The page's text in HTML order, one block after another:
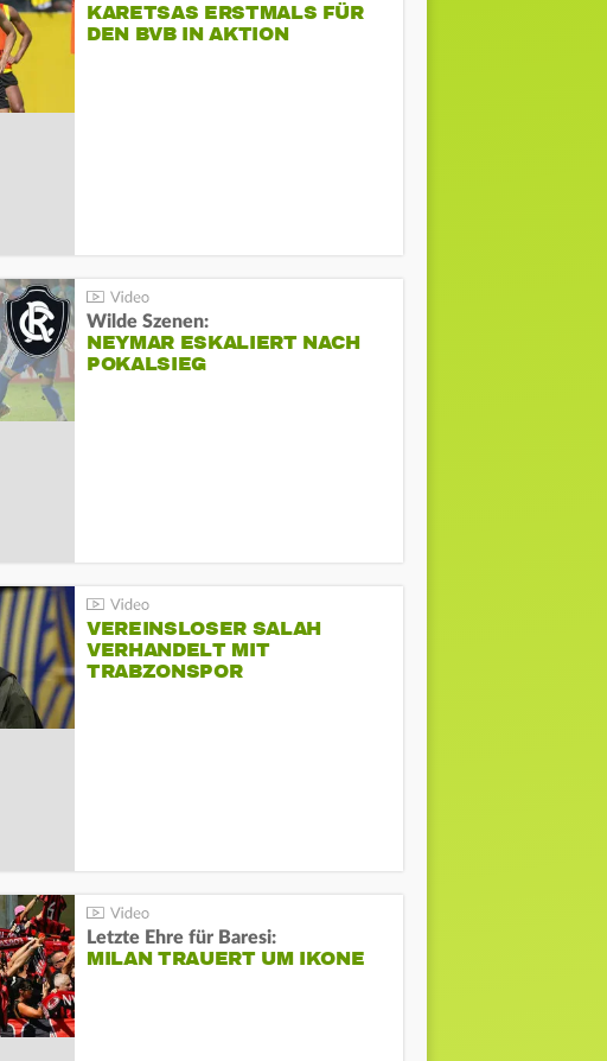
KARETSAS ERSTMALS FÜR
DEN BVB IN AKTION
Wilde Szenen:
NEYMAR ESKALIERT NACH
POKALSIEG
VEREINSLOSER SALAH
VERHANDELT MIT
TRABZONSPOR
Letzte Ehre für Baresi:
MILAN TRAUERT UM IKONE